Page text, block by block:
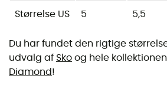
Størrelse US 5 5,5
Du har fundet den rigtige
udvalg af Sko og hele
Diamond!